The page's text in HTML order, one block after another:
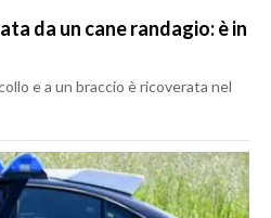
da un cane randagio: è in
e a un braccio è ricoverata nel